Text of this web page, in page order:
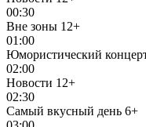
00:30
Вне зоны 12+
01:00
Юмористический
02:00
Новости 12+
02:30
Самый вкусный день 6+